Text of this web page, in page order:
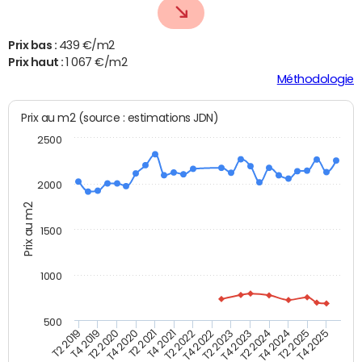
Prix bas : 439 €/m2
Prix haut :1 067 €/m2
Méthodologie
Prix au m2
Prix au m2 (source : estimations JDN)
T2 2019T4 2019T2 2020T4 2020T2 2021T4 2021T2 2022T4 2022T2 2023T4 2023T2 2024T4 2024T2 2025T4 2025
500
1000
1500
2000
2500